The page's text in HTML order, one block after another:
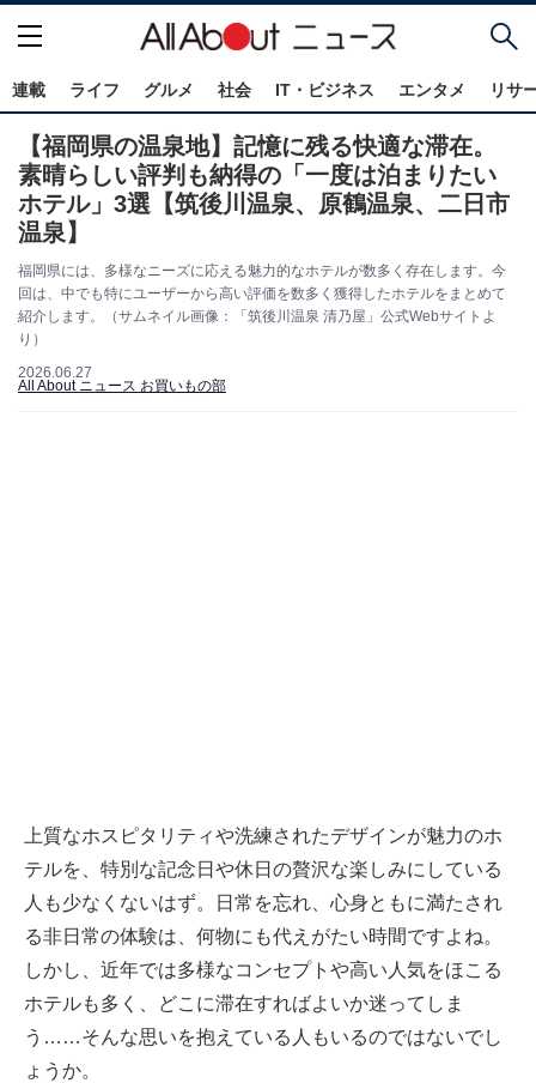
連載 ライフ グルメ 社会 IT・ビジネス エンタメ リサ
【福岡県の温泉地】記憶に残る快適な滞在。
素晴らしい評判も納得の「一度は泊まりたい
ホテル」3選【筑後川温泉、原鶴温泉、二日市
温泉】
福岡県には、多様なニーズに応える魅力的なホテルが数多く存在します。今
回は、中でも特にユーザーから高い評価を数多く獲得したホテルをまとめて
紹介します。（サムネイル画像：「筑後川温泉 清乃屋」公式Webサイトよ
り）
2026.06.27
All About ニュース お買いもの部
上質なホスピタリティや洗練されたデザインが魅力のホ
テルを、特別な記念日や休日の贅沢な楽しみにしている
人も少なくないはず。日常を忘れ、心身ともに満たされ
る非日常の体験は、何物にも代えがたい時間ですよね。
しかし、近年では多様なコンセプトや高い人気をほこる
ホテルも多く、どこに滞在すればよいか迷ってしま
う……そんな思いを抱えている人もいるのではないでし
ょうか。